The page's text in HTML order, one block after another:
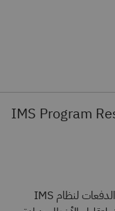
IMS Program
أعد تشغيل برامج الدفعات لنظام IMS